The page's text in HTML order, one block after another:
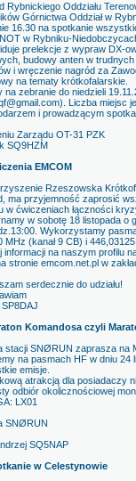
Rybnickiego Oddziału
Górnictwa Oddział w
16.30 na spotkanie
w Rybniku-
prelekcje z wypraw DX-
budowy anten w
i wręczenie nagród za
na tematy krótkofalarskie.
na zebranie do niedzieli
Liczba miejsc
i prowadzącym
Zarządu OT-31 PZK
SQ9HZM
EMCOM
Rzeszowska
ma przyjemność zaprosić
w ćwiczeniach łączności
w sobotę 18 listopada o
Wykorzystamy
MHz (kanał 9 CB) i
informacji na naszym profilu
stronie emcom.net.pl w
serdecznie do udziału!
SP8DAJ
Komandosa czyli
stacji SNØRUN zaprasza na
na pasmach HF w dniu 24
emisje.
atrakcją dla posiadaczy
odbiór okolicznościowej
LX01
SNØRUN
SQ5NAP
w Celestynowie